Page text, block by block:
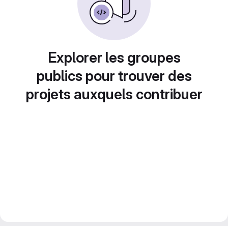
Explorer les groupes
publics pour trouver des
projets auxquels contribuer